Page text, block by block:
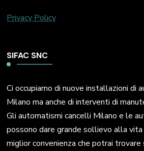
Privacy Policy
SIFAC SNC
Ci occupiamo di nuove installazioni di
Milano ma anche di interventi di
Gli automatismi cancelli Milano e le
possono dare grande sollievo alla
miglior convenienza che potrai trovare